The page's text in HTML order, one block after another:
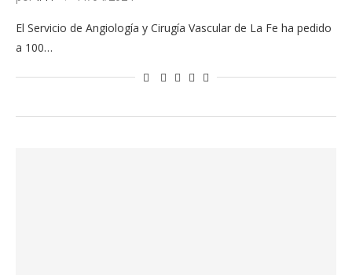
El Servicio de Angiología y Cirugía Vascular de La Fe ha pedido
a 100…